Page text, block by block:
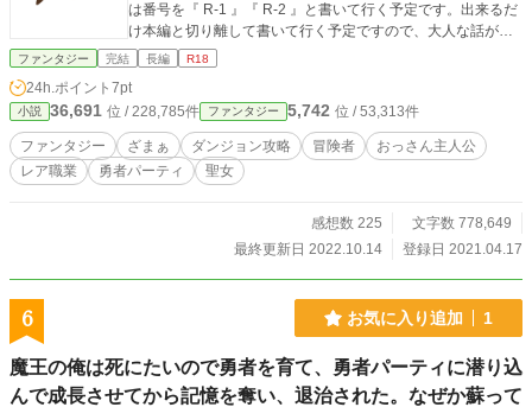
は番号を『 R-1 』『 R-2 』と書いて行く予定です。出来るだ
け本編と切り離して書いて行く予定ですので、大人な話が邪
魔な方は飛ばしてください。 『小説家になろう』にて同時掲
みたい方は『小説家になろう』にてお読みください。 更新
スケジュールは現在、二日に一話。時々連日更新しておりま
す。 『次世代ファンタジーカップ』にエントリーしています
ので、応援していただけると幸いです。
ファンタジー 完結 長編 R18
24h.ポイント 7pt
小説 36,691 位 / 228,785件 ファンタジー 5,742 位 / 53,313件
ファンタジー ざまぁ ダンジョン攻略 冒険者
おっさん主人公
レア職業
勇者パーティ 聖女
感想数 225
文字数 778,649
最終更新日 2022.10.14
登録日 2021.04.17
6 お気に入り追加 1
魔王の俺は死にたいので勇者を育て、勇者パーティに潜り込
んで成長させてから記憶を奪い、退治された。なぜか蘇って